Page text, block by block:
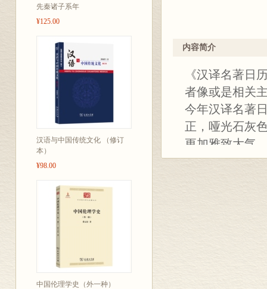
先秦诸子系年
¥125.00
汉语与中国传统文化 （修订
本）
¥98.00
中国伦理学史（外一种）
内容简介
《汉译名著日
者像或是相关
今年汉译名著
正，哑光石灰
更加雅致大气
翻开扉页，我